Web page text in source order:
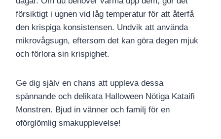
försiktigt i ugnen vid låg temperatur för att återfå
den krispiga konsistensen. Undvik att använda
mikrovågsugn, eftersom det kan göra degen mjuk
och förlora sin krispighet.
Ge dig själv en chans att uppleva dessa
spännande och delikata Halloween Nötiga Kataifi
Monstren. Bjud in vänner och familj för en
oförglömlig smakupplevelse!